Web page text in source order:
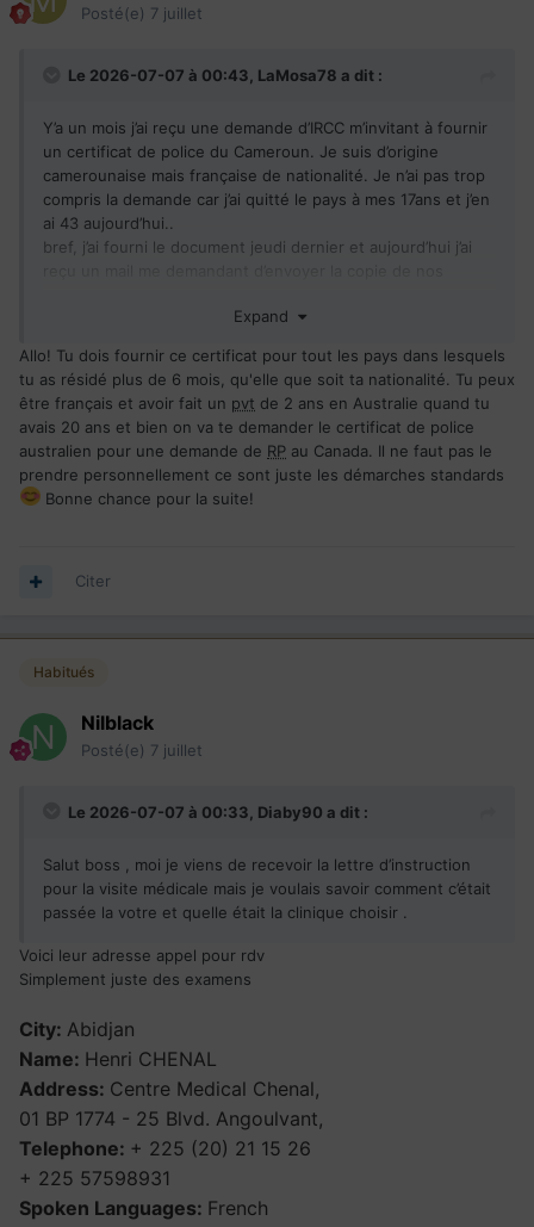
Posté(e) 7 juillet
Le 2026-07-07 à 00:43, LaMosa78 a dit :
Y’a un mois j’ai reçu une demande d’IRCC m’invitant à fournir
un certificat de police du Cameroun. Je suis d’origine
camerounaise mais française de nationalité. Je n’ai pas trop
compris la demande car j’ai quitté le pays à mes 17ans et j’en
ai 43 aujourd’hui..
bref, j’ai fourni le document jeudi dernier et aujourd’hui j’ai
debut de la demande mars 2024.
etaient les suivantes:
VM OK
BIOMETRIE OK
ADMISSIBILTE OK pour moi / pas commencé pour mon fils
VERIF ANTÉCÉDENTS en cours
Expand
Allo! Tu dois fournir ce certificat pour tout les pays dans lesquels
tu as résidé plus de 6 mois, qu'elle que soit ta nationalité. Tu peux
être français et avoir fait un pvt de 2 ans en Australie quand tu
avais 20 ans et bien on va te demander le certificat de police
australien pour une demande de RP au Canada. Il ne faut pas le
prendre personnellement ce sont juste les démarches standards
Bonne chance pour la suite!
Citer
Habitués
Nilblack
Posté(e) 7 juillet
Le 2026-07-07 à 00:33, Diaby90 a dit :
Salut boss , moi je viens de recevoir la lettre d’instruction
pour la visite médicale mais je voulais savoir comment c’était
passée la votre et quelle était la clinique choisir .
Voici leur adresse appel pour rdv
Simplement juste des examens
City: Abidjan
Name: Henri CHENAL
Address: Centre Medical Chenal,
01 BP 1774 - 25 Blvd. Angoulvant,
Telephone: + 225 (20) 21 15 26
+ 225 57598931
Spoken Languages: French